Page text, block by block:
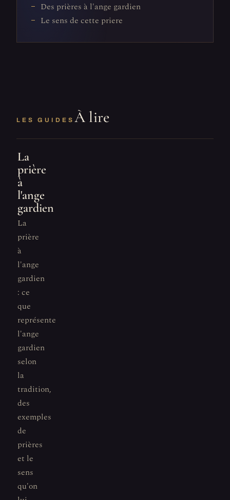
Des prières à l'ange gardien
Le sens de cette priere
LES GUIDES À lire
La
prière
à
l'ange
gardien
La
prière
à
l'ange
gardien
: ce
que
représente
l'ange
gardien
selon
la
tradition,
des
exemples
de
prières
et le
sens
qu'on